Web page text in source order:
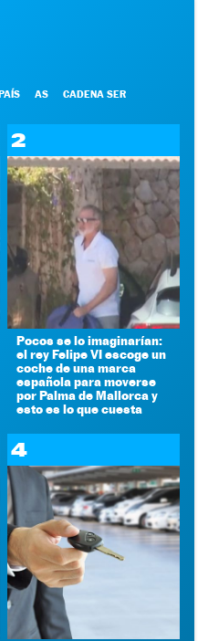
AS CADENA SER
2
Pocos se lo imaginarían:
el rey Felipe VI escoge un
coche de una marca
española para moverse
por Palma de Mallorca y
esto es lo que cuesta
4